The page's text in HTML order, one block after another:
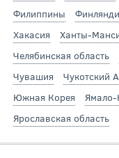
Филиппины
Хакасия
Ханты-
Челябинская область
Чувашия
Чукотский
Южная Корея
Ярославская область